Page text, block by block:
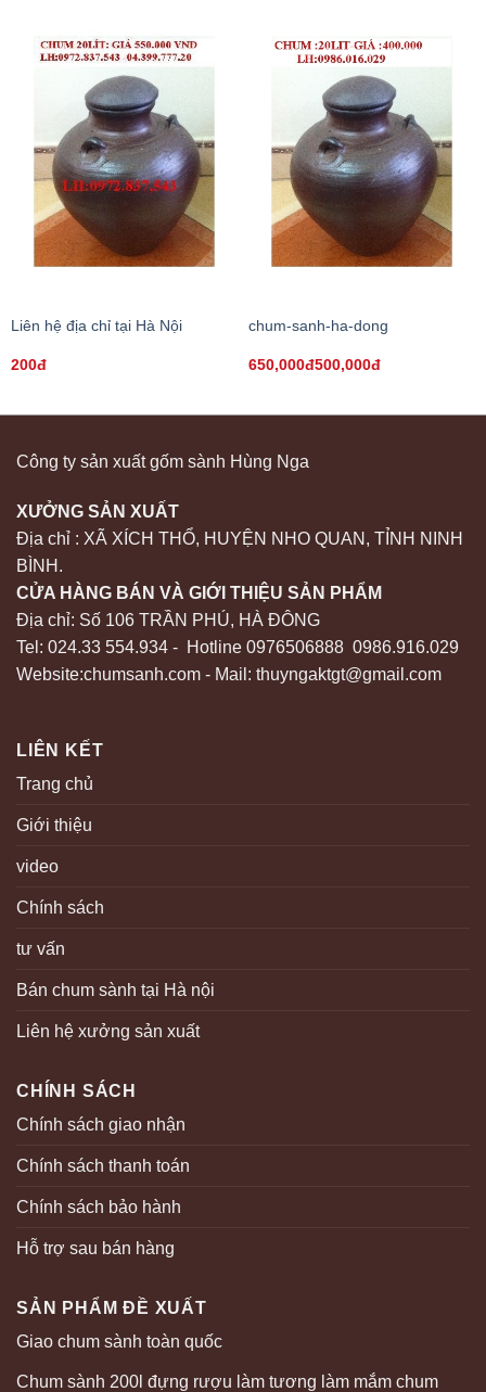
Liên hệ địa chỉ tại Hà Nội
200đ
chum-sanh-ha-dong
650,000đ500,000đ
Công ty sản xuất gốm sành Hùng Nga
XƯỞNG SẢN XUẤT
Địa chỉ : XÃ XÍCH THỔ, HUYỆN NHO QUAN, TỈNH NINH
BÌNH.
CỬA HÀNG BÁN VÀ GIỚI THIỆU SẢN PHẨM
Địa chỉ: Số 106 TRẦN PHÚ, HÀ ĐÔNG
Tel: 024.33 554.934 - Hotline 0976506888 0986.916.029
Website:chumsanh.com - Mail: thuyngaktgt@gmail.com
LIÊN KẾT
Trang chủ
Giới thiệu
video
Chính sách
tư vấn
Bán chum sành tại Hà nội
Liên hệ xưởng sản xuất
CHÍNH SÁCH
Chính sách giao nhận
Chính sách thanh toán
Chính sách bảo hành
Hỗ trợ sau bán hàng
SẢN PHẨM ĐỀ XUẤT
Giao chum sành toàn quốc
Chum sành 200l đựng rượu làm tương làm mắm chum